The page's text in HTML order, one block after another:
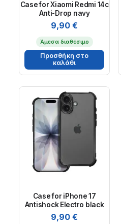
Case for Xiaomi Redmi 14c
Anti-Drop navy
9,90€
Άμεσα διαθέσιμο
Προσθήκη στο
καλάθι
Case for iPhone 17
Antishock Electro black
9,90€